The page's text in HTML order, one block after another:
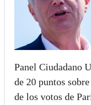
Panel Ciudadano
de 20 puntos
de los votos de